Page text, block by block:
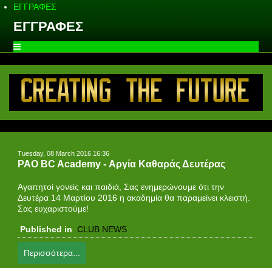
ΕΓΓΡΑΦΕΣ
ΕΓΓΡΑΦΕΣ
Tuesday, 08 March 2016 16:36
PAO BC Academy - Αργία Καθαράς Δευτέρας
Αγαπητοί γονείς και παιδιά, Σας ενημερώνουμε ότι την
Δευτέρα 14 Μαρτίου 2016 η ακαδημία θα παραμείνει κλειστή.
Σας ευχαριστούμε!
Published in CLUB NEWS
Περισσότερα...